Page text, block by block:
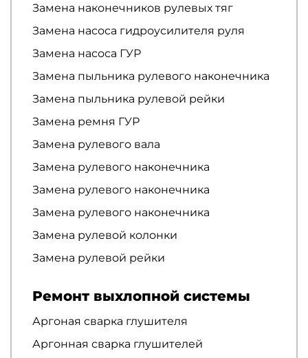
Замена наконечников рулевых тяг
Замена насоса гидроусилителя руля
Замена насоса ГУР
Замена пыльника рулевого наконечника
Замена пыльника рулевой рейки
Замена ремня ГУР
Замена рулевого вала
Замена рулевого наконечника
Замена рулевого наконечника
Замена рулевого наконечника
Замена рулевой колонки
Замена рулевой рейки
Ремонт выхлопной системы
Аргоная сварка глушителя
Аргонная сварка глушителей